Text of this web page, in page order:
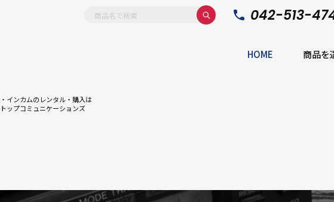
インカムのレンタル・購入は
ップコミュニケーションズ
042-513-
HOME 商品を